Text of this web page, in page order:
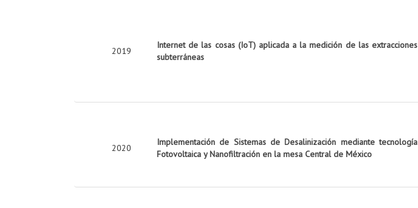
2019
Internet de las cosas (IoT) aplicada a la medición de las extracciones
subterráneas
2020
Implementación de Sistemas de Desalinización mediante tecnología
Fotovoltaica y Nanofiltración en la mesa Central de México